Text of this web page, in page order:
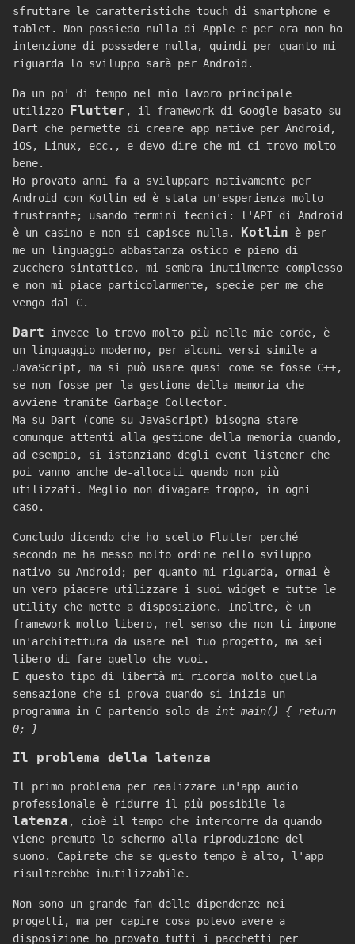
sfruttare le caratteristiche touch di smartphone e
tablet. Non possiedo nulla di Apple e per ora non ho
intenzione di possedere nulla, quindi per quanto mi
riguarda lo sviluppo sarà per Android.
Da un po' di tempo nel mio lavoro principale
utilizzo Flutter , il framework di Google basato su
Dart che permette di creare app native per Android,
iOS, Linux, ecc., e devo dire che mi ci trovo molto
bene.
Ho provato anni fa a sviluppare nativamente per
Android con Kotlin ed è stata un'esperienza molto
frustrante; usando termini tecnici: l'API di Android
è un casino e non si capisce nulla. Kotlin è per
me un linguaggio abbastanza ostico e pieno di
zucchero sintattico, mi sembra inutilmente complesso
e non mi piace particolarmente, specie per me che
vengo dal C.
Dart invece lo trovo molto più nelle mie corde, è
un linguaggio moderno, per alcuni versi simile a
JavaScript, ma si può usare quasi come se fosse C++,
se non fosse per la gestione della memoria che
avviene tramite Garbage Collector.
Ma su Dart (come su JavaScript) bisogna stare
comunque attenti alla gestione della memoria quando,
ad esempio, si istanziano degli event listener che
poi vanno anche de-allocati quando non più
utilizzati. Meglio non divagare troppo, in ogni
caso.
Concludo dicendo che ho scelto Flutter perché
secondo me ha messo molto ordine nello sviluppo
nativo su Android; per quanto mi riguarda, ormai è
un vero piacere utilizzare i suoi widget e tutte le
utility che mette a disposizione. Inoltre, è un
framework molto libero, nel senso che non ti impone
un'architettura da usare nel tuo progetto, ma sei
libero di fare quello che vuoi.
E questo tipo di libertà mi ricorda molto quella
sensazione che si prova quando si inizia un
programma in C partendo solo da
int main() { return
0; }
Il problema della latenza
Il primo problema per realizzare un'app audio
professionale è ridurre il più possibile la
latenza , cioè il tempo che intercorre da quando
viene premuto lo schermo alla riproduzione del
suono. Capirete che se questo tempo è alto, l'app
risulterebbe inutilizzabile.
Non sono un grande fan delle dipendenze nei
progetti, ma per capire cosa potevo avere a
disposizione ho provato tutti i pacchetti per